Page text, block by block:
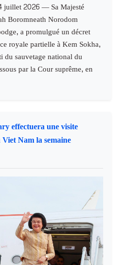
juillet 2026 — Sa Majesté
Boromneath Norodom
a promulgué un décret
royale partielle à Kem Sokha,
du sauvetage national du
par la Cour suprême, en
effectuera une visite
Nam la semaine